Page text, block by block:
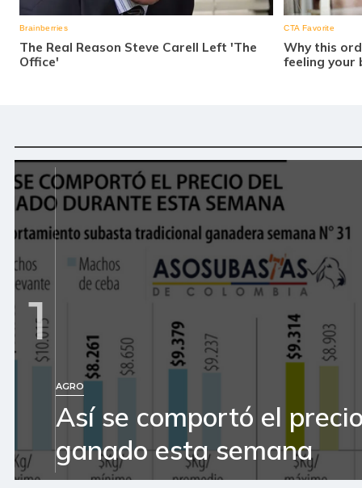
1
AGRO
Así se comportó el
ganado esta semana